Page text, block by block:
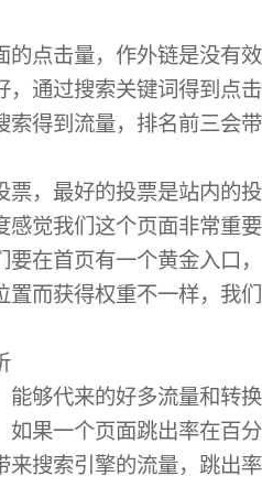
点击量，作外链是没有效
，通过搜索关键词得到点
索得到流量，排名前三会
，最好的投票是站内的投
感觉我们这个页面非常重
要在首页有一个黄金入口
置而获得权重不一样，我
够代来的好多流量和转换
如果一个页面跳出率在百
来搜索引擎的流量，跳出